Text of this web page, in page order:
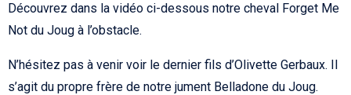
Découvrez dans la vidéo ci-dessous notre cheval Forget Me
Not du Joug à l’obstacle.
N’hésitez pas à venir voir le dernier fils d’Olivette Gerbaux. Il
s’agit du propre frère de notre jument Belladone du Joug.